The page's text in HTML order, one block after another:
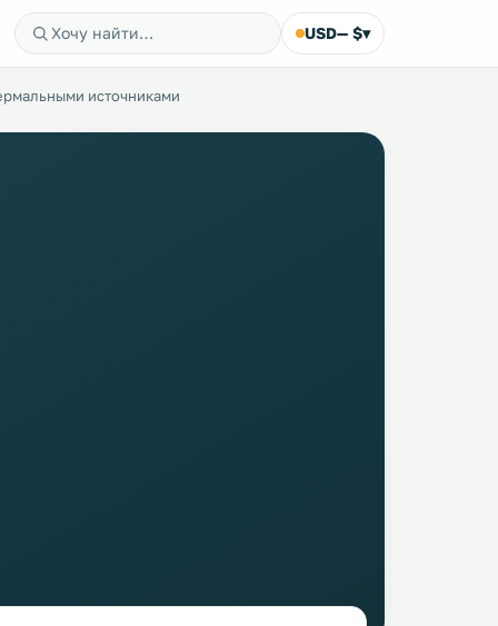
USD— $▾
источниками